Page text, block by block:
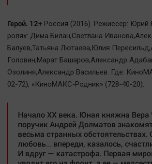
Герой. 12+ Россия (2016). Режиссер: Юрий
ролях: Дима Билан,Светлана
Балуев,Татьяна Лютаева,Юлия
Головин,Марат Башаров,Александр
Озолиня,Александр Васильев. Где:
02-72), «КиноМАКС-Родник» (728-40-20).
Начало ХХ века. Юная княжна
поручик Андрей Долматов
весьма странных обстоятельствах.
любовь… впереди, казалось,
И вдруг — катастрофа. Первая